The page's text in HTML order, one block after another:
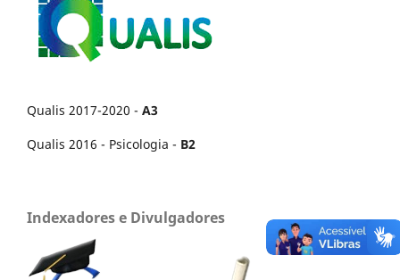
Qualis 2017-2020 - A3
Qualis 2016 - Psicologia - B2
Indexadores e Divulgadores